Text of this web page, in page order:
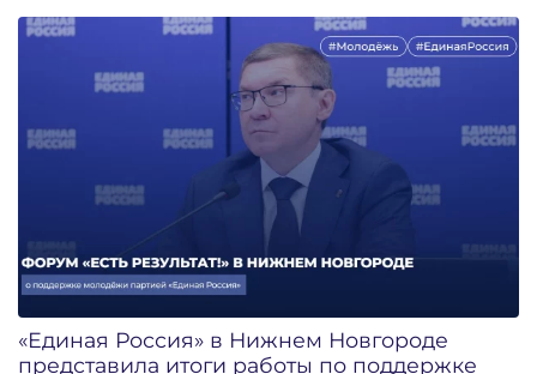
«Единая Россия» в Нижнем Новгороде
представила итоги работы по поддержке